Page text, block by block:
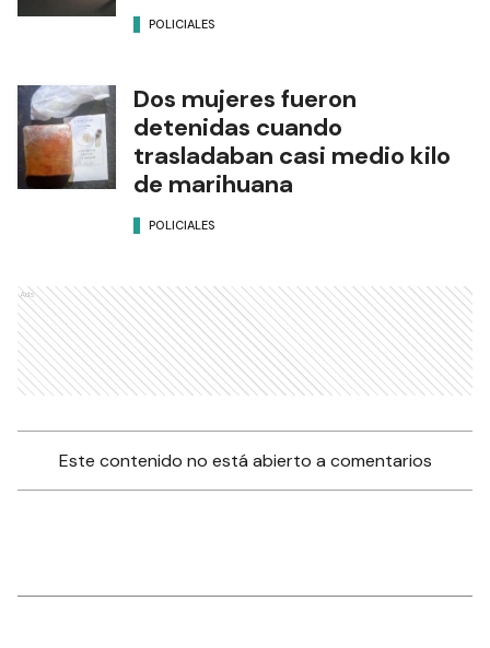
POLICIALES
Dos mujeres fueron
detenidas cuando
trasladaban casi medio kilo
de marihuana
POLICIALES
Ads
Este contenido no está abierto a comentarios